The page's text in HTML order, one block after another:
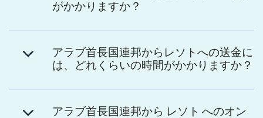
がかかりますか？
アラブ首長国連邦からレソトへの送金に
は、どれくらいの時間がかかりますか？
アラブ首長国連邦から レソト へのオン